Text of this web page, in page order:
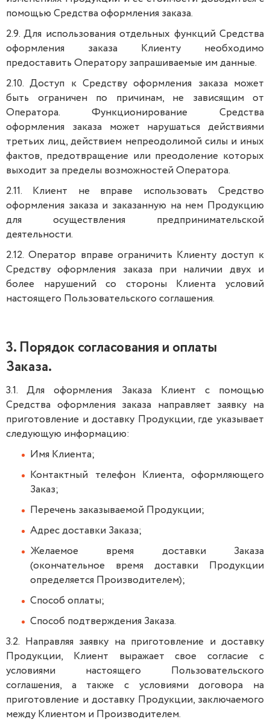
помощью Средства оформления заказа.
2.9. Для использования отдельных функций Средства
оформления заказа Клиенту необходимо
предоставить Оператору запрашиваемые им данные.
2.10. Доступ к Средству оформления заказа может
быть ограничен по причинам, не зависящим от
Оператора. Функционирование Средства
оформления заказа может нарушаться действиями
третьих лиц, действием непреодолимой силы и иных
фактов, предотвращение или преодоление которых
выходит за пределы возможностей Оператора.
2.11. Клиент не вправе использовать Средство
оформления заказа и заказанную на нем Продукцию
для осуществления предпринимательской
деятельности.
2.12. Оператор вправе ограничить Клиенту доступ к
Средству оформления заказа при наличии двух и
более нарушений со стороны Клиента условий
настоящего Пользовательского соглашения.
3. Порядок согласования и оплаты
Заказа.
3.1. Для оформления Заказа Клиент с помощью
Средства оформления заказа направляет заявку на
приготовление и доставку Продукции, где указывает
следующую информацию:
Имя Клиента;
Контактный телефон Клиента, оформляющего
Заказ;
Перечень заказываемой Продукции;
Адрес доставки Заказа;
Желаемое время доставки Заказа
(окончательное время доставки Продукции
определяется Производителем);
Способ оплаты;
Способ подтверждения Заказа.
3.2. Направляя заявку на приготовление и доставку
Продукции, Клиент выражает свое согласие с
условиями настоящего Пользовательского
соглашения, а также с условиями договора на
приготовление и доставку Продукции, заключаемого
между Клиентом и Производителем.